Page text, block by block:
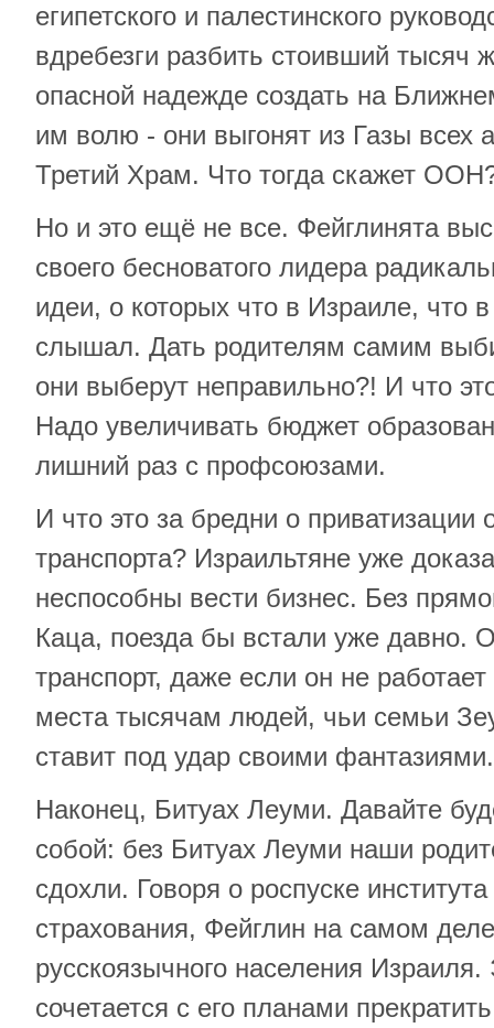
египетского и палестинского
вдребезги разбить стоивший тысяч
опасной надежде создать на
им волю - они выгонят из Газы всех
Третий Храм. Что тогда скажет
Но и это ещё не все. Фейглинята
своего бесноватого лидера
идеи, о которых что в Израиле, что
слышал. Дать родителям самим
они выберут неправильно?! И что
Надо увеличивать бюджет
лишний раз с профсоюзами.
И что это за бредни о приватизации
транспорта? Израильтяне уже
неспособны вести бизнес. Без
Каца, поезда бы встали уже давно.
транспорт, даже если он не
места тысячам людей, чьи семьи
ставит под удар своими фантазиями.
Наконец, Битуах Леуми. Давайте
собой: без Битуах Леуми наши
сдохли. Говоря о роспуске
страхования, Фейглин на самом
русскоязычного населения
сочетается с его планами